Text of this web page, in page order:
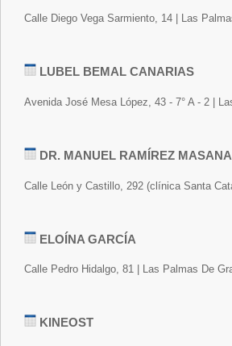
Calle Diego Vega Sarmiento, 14 | Las
LUBEL BEMAL CANARIAS
Avenida José Mesa López, 43 - 7° A - 2 |
DR. MANUEL RAMÍREZ MASANA
Calle León y Castillo, 292 (clínica Santa
ELOÍNA GARCÍA
Calle Pedro Hidalgo, 81 | Las Palmas De
KINEOST